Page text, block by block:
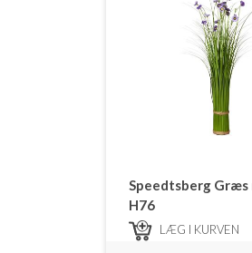
Speedtsberg Græs
H76
LÆG I KURVEN